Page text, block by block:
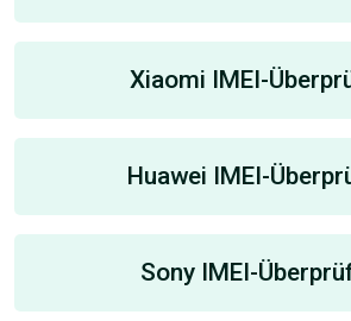
Xiaomi IMEI-
Huawei IMEI-
Sony IMEI-